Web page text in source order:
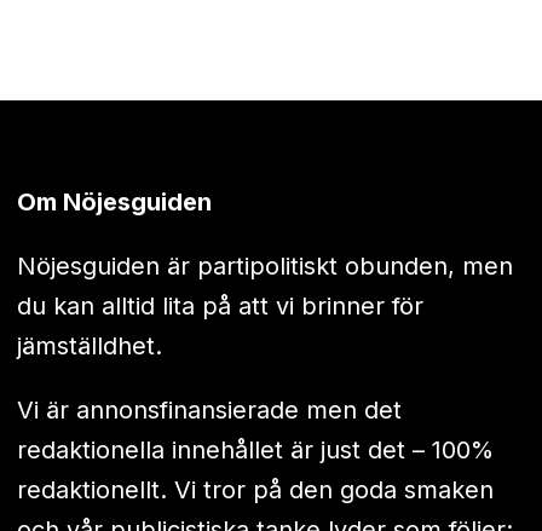
Om Nöjesguiden
Nöjesguiden är partipolitiskt obunden, men
du kan alltid lita på att vi brinner för
jämställdhet.
Vi är annonsfinansierade men det
redaktionella innehållet är just det – 100%
redaktionellt. Vi tror på den goda smaken